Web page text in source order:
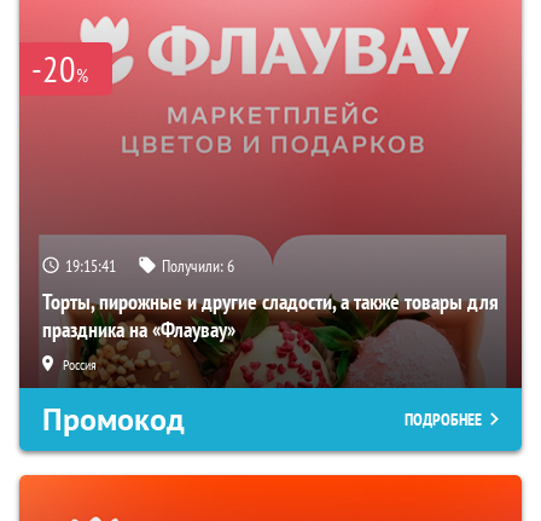
-20%
19:15:40 Получили:6
Торты, пирожные и другие сладости, а также товары для
праздника на «Флаувау»
Россия
Промокод ПОДРОБНЕЕ